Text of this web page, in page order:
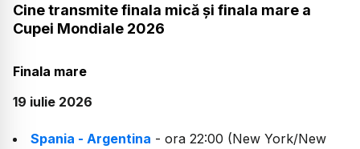
Cine transmite finala mică și finala mare a
Cupei Mondiale 2026
Finala mare
19 iulie 2026
Spania - Argentina - ora 22:00 (New York/New